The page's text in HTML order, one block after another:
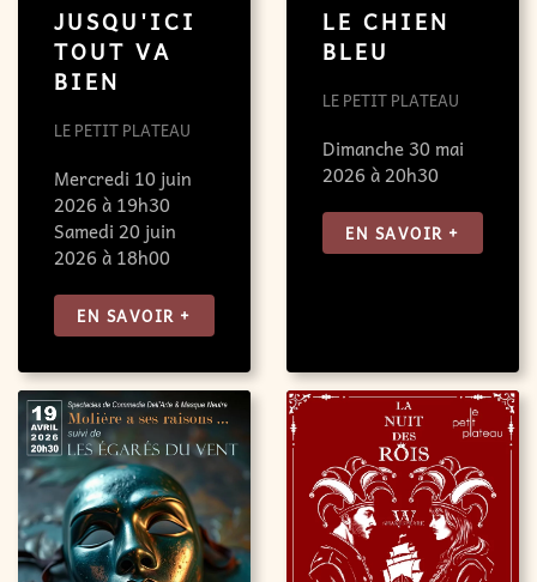
JUSQU'ICI
TOUT VA
BIEN
LE PETIT PLATEAU
Mercredi 10 juin
2026 à 19h30
Samedi 20 juin
2026 à 18h00
EN SAVOIR +
LE CHIEN
BLEU
LE PETIT PLATEAU
Dimanche 30 mai
2026 à 20h30
EN SAVOIR +